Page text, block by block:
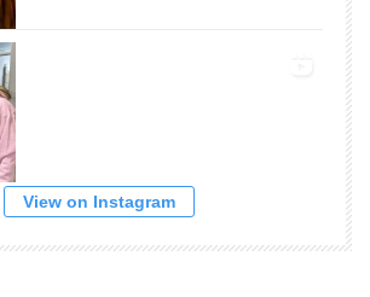
View on Instagram